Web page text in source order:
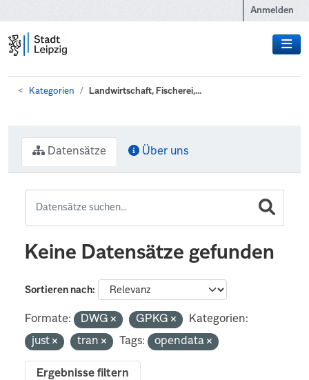
Anmelden
Kategorien Landwirtschaft, Fischerei,...
Datensätze Über uns
Keine Datensätze gefunden
Sortieren nach
Formate: DWG GPKG
Kategorien:
just
tran Tags: opendata
Ergebnisse filtern